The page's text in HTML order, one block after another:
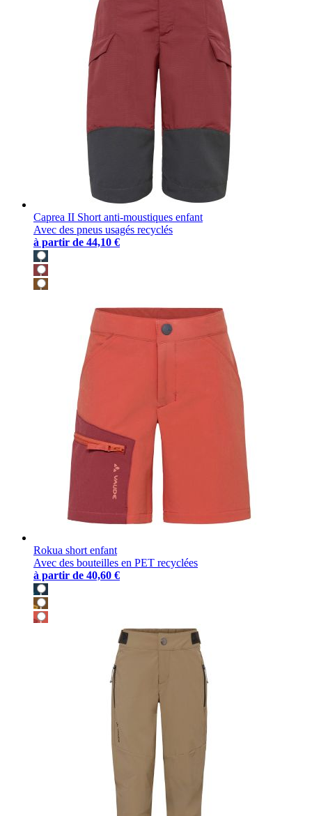
Caprea II Short anti-moustiques enfant
Avec des pneus usagés recyclés
à partir de 44,10 €
Rokua short enfant
Avec des bouteilles en PET recyclées
à partir de 40,60 €